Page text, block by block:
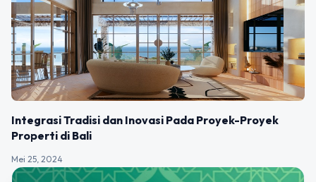
Integrasi Tradisi dan Inovasi Pada Proyek-Proyek
Properti di Bali
Mei 25, 2024